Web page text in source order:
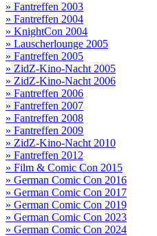
» Fantreffen 2003
» Fantreffen 2004
» KnightCon 2004
» Lauscherlounge 2005
» Fantreffen 2005
» ZidZ-Kino-Nacht 2005
» ZidZ-Kino-Nacht 2006
» Fantreffen 2006
» Fantreffen 2007
» Fantreffen 2008
» Fantreffen 2009
» ZidZ-Kino-Nacht 2010
» Fantreffen 2012
» Film & Comic Con 2015
» German Comic Con 2016
» German Comic Con 2017
» German Comic Con 2019
» German Comic Con 2023
» German Comic Con 2024